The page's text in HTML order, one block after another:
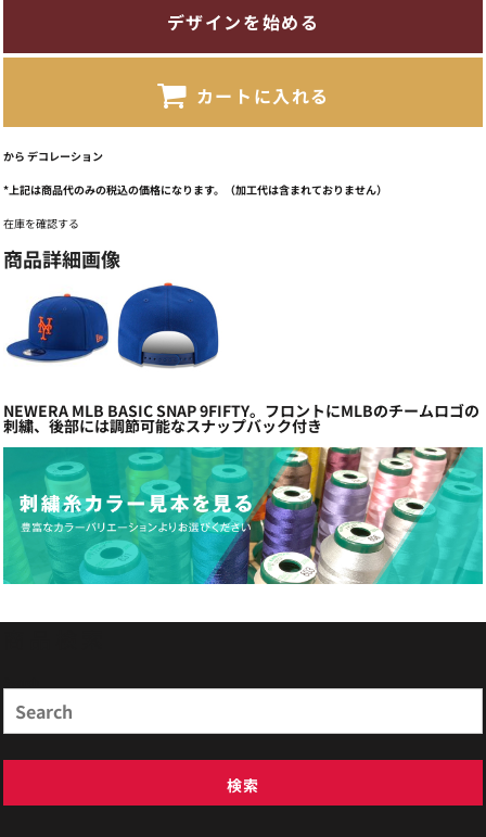
デザインを始める
カートに入れる
から デコレーション
*上記は商品代のみの税込の価格になります。（加工代は含まれておりません）
在庫を確認する
商品詳細画像
NEWERA MLB BASIC SNAP 9FIFTY。フロントにMLBのチームロゴの
刺繍、後部には調節可能なスナップバック付き
検索